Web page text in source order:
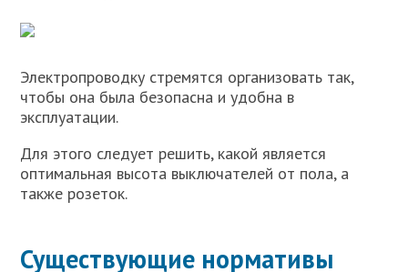
Электропроводку стремятся организовать так,
чтобы она была безопасна и удобна в
эксплуатации.
Для этого следует решить, какой является
оптимальная высота выключателей от пола, а
также розеток.
Существующие нормативы